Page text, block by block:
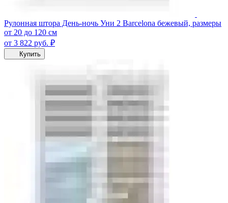
Рулонная штора День-ночь Уни 2 Barcelona бежевый, размеры
от 20 до 120 см
от 3 822 руб. ₽
Купить